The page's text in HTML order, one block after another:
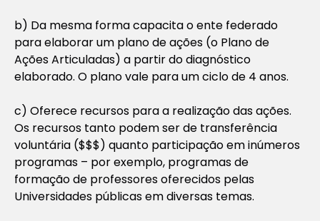
b) Da mesma forma capacita o ente federado
para elaborar um plano de ações (o Plano de
Ações Articuladas) a partir do diagnóstico
elaborado. O plano vale para um ciclo de 4 anos.
c) Oferece recursos para a realização das ações.
Os recursos tanto podem ser de transferência
voluntária ($$$) quanto participação em inúmeros
programas – por exemplo, programas de
formação de professores oferecidos pelas
Universidades públicas em diversas temas.